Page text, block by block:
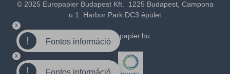
© 2025 Europapier Budapest Kft. 1225 Budapest, Campona
u.1. Harbor Park DC3 épület
office@europapier.hu
Tagja a
! Fontos információ
x
! Fontos információ
x